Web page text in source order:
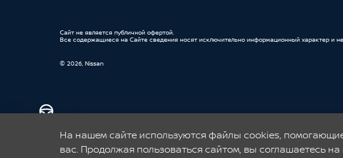
Cайт не является публичной офертой.
Все содержащиеся на Сайте сведения носят исключительно информационный характер и
© 2026, Nissan
драйв перед покупкой, Nissan в кредит с минимальным взносом и прием авто по программе
Официальный дилер Ниссан
На нашем сайте используются файлы cookies, помогающие
вас. Продолжая пользоваться сайтом, вы соглашаетесь на
тест-драйв